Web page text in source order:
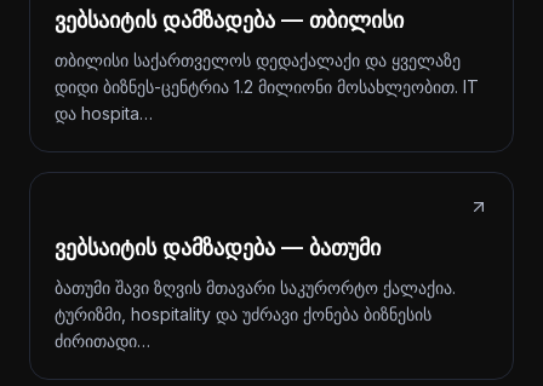
ვებსაიტის დამზადება — თბილისი
თბილისი საქართველოს დედაქალაქი და ყველაზე
დიდი ბიზნეს-ცენტრია 1.2 მილიონი მოსახლეობით. IT
და hospita…
ვებსაიტის დამზადება — ბათუმი
ბათუმი შავი ზღვის მთავარი საკურორტო ქალაქია.
ტურიზმი, hospitality და უძრავი ქონება ბიზნესის
ძირითადი…